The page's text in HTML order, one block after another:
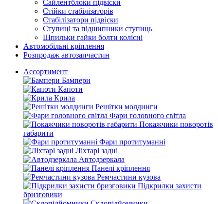
Сайлентблоки підвіски
Стійки стабілізаторів
Стабілізатори підвіски
Ступиці та підшипники ступиць
Шпильки гайки болти колісні
Автомобільні кріплення
Розпродаж автозапчастин
Ассортимент
Бампери
Капоти
Крила
Решітки молдинги
Фари головного світла
Покажчики поворотів
габарити
Фари протитуманні
Ліхтарі задні
Автодзеркала
Панелі кріплення
Ремчастини кузова
Підкрилки захисти
бризговики